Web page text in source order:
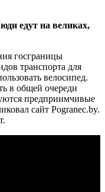
госграницы
транспорта для
велосипед.
в общей очереди
предприимчивые
сайт Pogranec.by.